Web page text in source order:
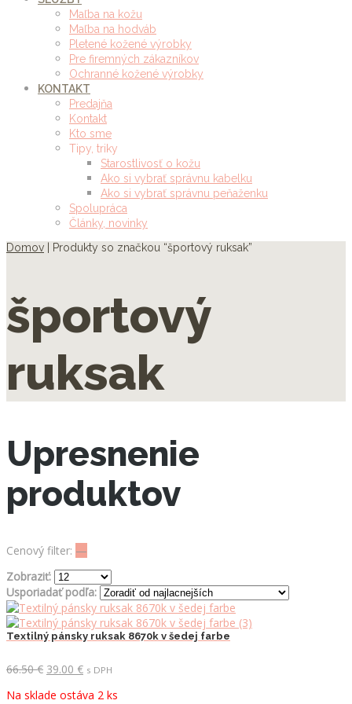
Maľba na kožu
Maľba na hodváb
Pletené kožené výrobky
Pre firemných zákazníkov
Ochranné kožené výrobky
KONTAKT
Predajňa
Kontakt
Kto sme
Tipy, triky
Starostlivosť o kožu
Ako si vybrať správnu kabelku
Ako si vybrať správnu peňaženku
Spolupráca
Články, novinky
Domov | Produkty so značkou “športový ruksak”
športový
ruksak
Upresnenie
produktov
Cenový filter: —
Zobraziť:
Usporiadať podľa:
Textilný pánsky ruksak 8670k v šedej farbe
66.50€ Pôvodná
bola:
39.00 €Aktuálna
je:
s DPH
Na sklade ostáva 2 ks